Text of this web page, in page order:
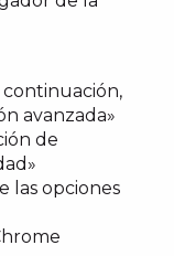
continuación,
avanzada»
de
las opciones